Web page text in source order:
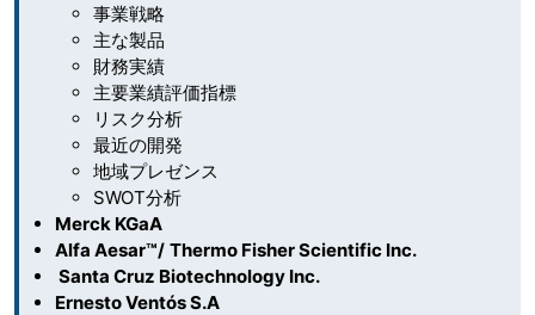
事業戦略
主な製品
財務実績
主要業績評価指標
リスク分析
最近の開発
地域プレゼンス
SWOT分析
Merck KGaA
Alfa Aesar™/ Thermo Fisher Scientific Inc.
Santa Cruz Biotechnology Inc.
Ernesto Ventós S.A